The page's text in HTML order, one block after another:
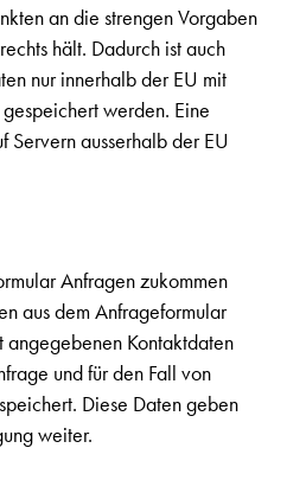
an die strengen Vorgaben
hält. Dadurch ist auch
nur innerhalb der EU mit
werden. Eine
Servern ausserhalb der EU
Anfragen zukommen
aus dem Anfrageformular
angegebenen Kontaktdaten
und für den Fall von
Diese Daten geben
weiter.